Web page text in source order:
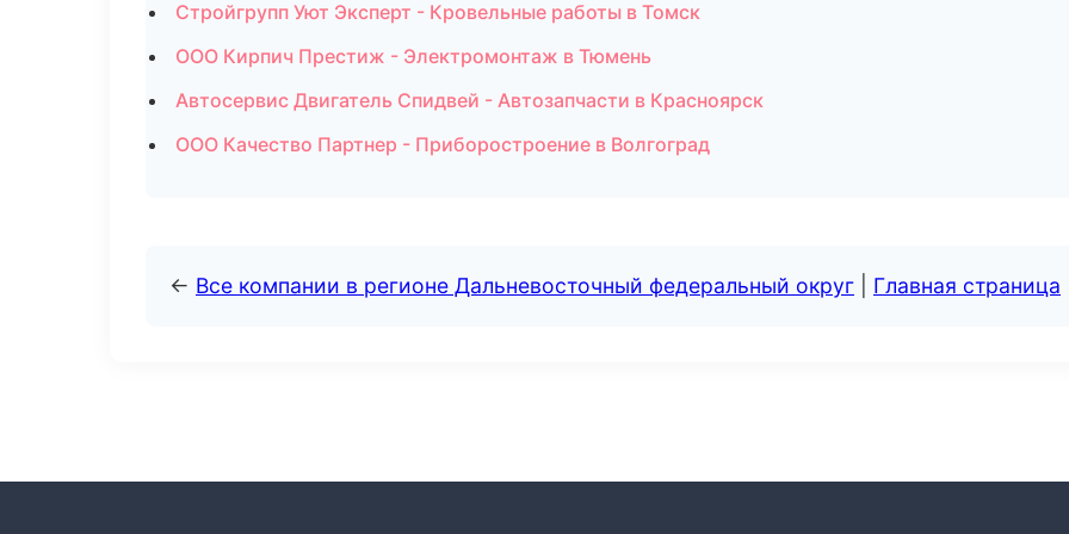
Стройгрупп Уют Эксперт - Кровельные работы в Томск
ООО Кирпич Престиж - Электромонтаж в Тюмень
Автосервис Двигатель Спидвей - Автозапчасти в Красноярск
ООО Качество Партнер - Приборостроение в Волгоград
← Все компании в регионе Дальневосточный федеральный округ Главная страница